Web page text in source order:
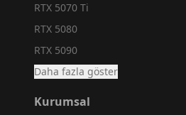
RTX 5070 Ti
RTX 5080
RTX 5090
Daha fazla göster
Kurumsal